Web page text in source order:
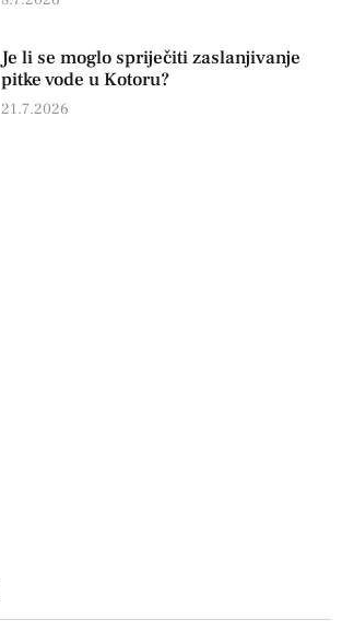
Je li se moglo spriječiti zaslanjivanje
pitke vode u Kotoru?
21.7.2026